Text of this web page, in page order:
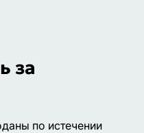
за
по истечении